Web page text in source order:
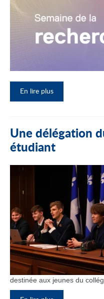
En lire plus
Une délégation
étudiant
destinée aux jeunes du